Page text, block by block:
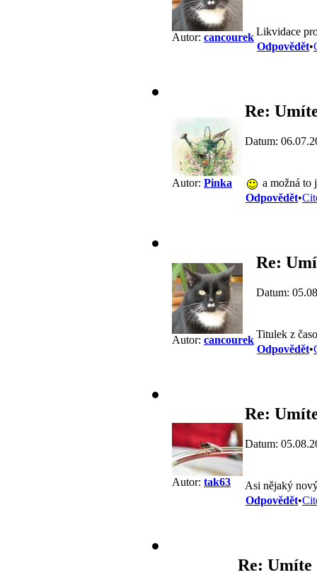
Autor: cancourekLikvidace
Odpovědět•
Autor: Pinka
Re:
Datum:
a možná to
Odpovědět•
Autor: cancourek
Re:
Datum:
Titulek z
Odpovědět•
Autor: tak63
Re:
Datum:
Asi nějaký
Odpovědět•
Re: Umíte